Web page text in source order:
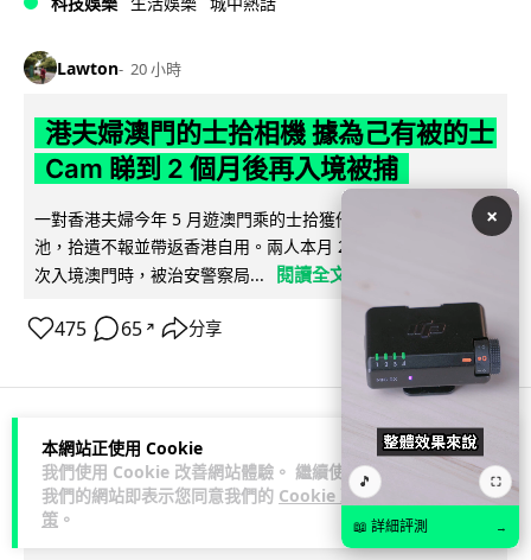
本網站正使用 Cookie
我們使用 Cookie 改善網站體驗。 繼續使用
我們的網站即表示您同意我們的 Cookie 政
策 。
Lawton 20 小時
港夫婦澳門的士拾相機 據為己有被的士
Cam 睇到 2 個月後再入境被捕
一對香港夫婦今年 5 月遊澳門乘的士拾獲他人遺留相機及電
池，拾遺不報並帶返香港自用。兩人本月 2 日經港珠澳大橋再
次入境澳門時，被治安警察局...
閱讀全文
475 65 ↗ 分享
3C科技 家居無線
Vin
×
🎵 ⛶
📖 詳細評測 →